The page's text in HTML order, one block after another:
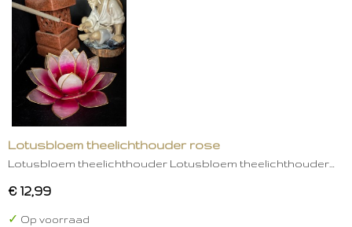
Lotusbloem theelichthouder rose
Lotusbloem theelichthouder Lotusbloem theelichthouder…
€ 12,99
✓ Op voorraad